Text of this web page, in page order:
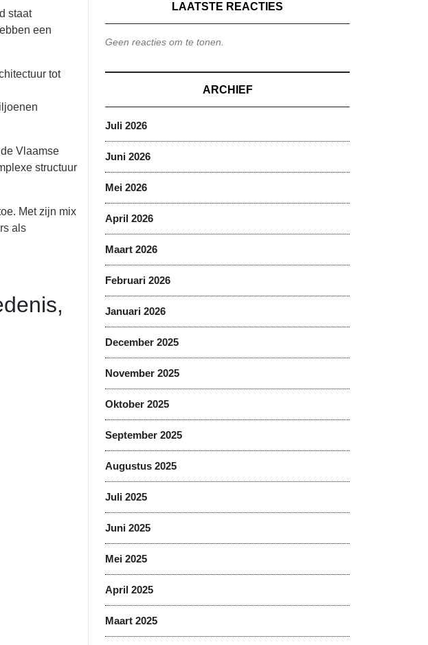
staat
een
tot
Vlaamse
structuur
Met zijn mix
als
LAATSTE REACTIES
Geen reacties om te tonen.
ARCHIEF
Juli 2026
Juni 2026
Mei 2026
April 2026
Maart 2026
Februari 2026
Januari 2026
December 2025
November 2025
Oktober 2025
September 2025
Augustus 2025
Juli 2025
Juni 2025
Mei 2025
April 2025
Maart 2025